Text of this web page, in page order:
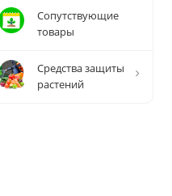
Сопутствующие
товары
Средства защиты
растений